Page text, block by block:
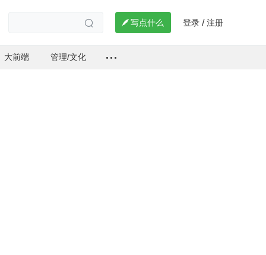
  写点什么 登录 / 注册
大前端 管理/文化